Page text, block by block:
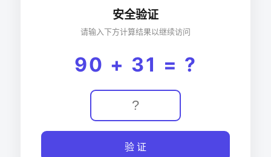
安全验证
请输入下方计算结果以继续访问
90 + 31 = ?
验 证